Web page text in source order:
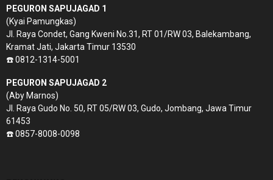
PEGURON SAPUJAGAD 1
(Kyai Pamungkas)
Jl. Raya Condet, Gang Kweni No.31, RT 01/RW 03, Balekambang,
Kramat Jati, Jakarta Timur 13530
☎️ 0812-1314-5001
PEGURON SAPUJAGAD 2
(Aby Marnos)
Jl. Raya Gudo No. 50, RT 05/RW 03, Gudo, Jombang, Jawa Timur
61453
☎️ 0857-8008-0098